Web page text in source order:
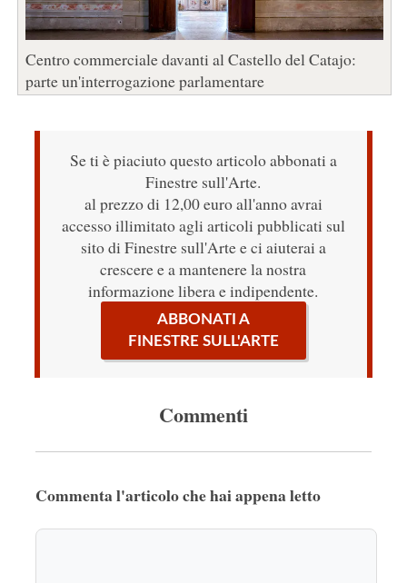
Centro commerciale davanti al Castello del Catajo:
parte un'interrogazione parlamentare
Se ti è piaciuto questo articolo abbonati a
Finestre sull'Arte.
al prezzo di 12,00 euro all'anno avrai
accesso illimitato agli articoli pubblicati sul
sito di Finestre sull'Arte e ci aiuterai a
crescere e a mantenere la nostra
informazione libera e indipendente.
ABBONATI A
FINESTRE SULL'ARTE
Commenti
Commenta l'articolo che hai appena letto